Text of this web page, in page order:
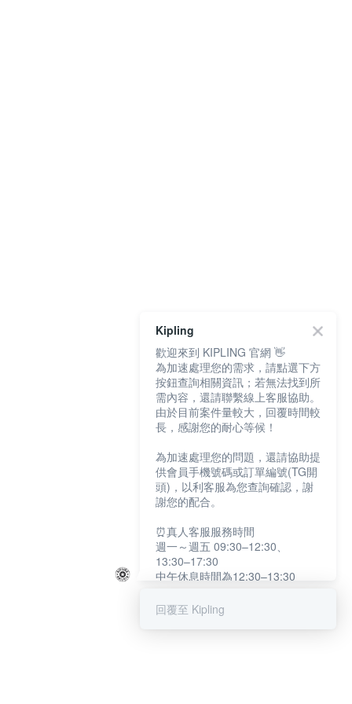
Kipling
歡迎來到 KIPLING 官網 👋
為加速處理您的需求，請點選下方
按鈕查詢相關資訊；若無法找到所
需內容，還請聯繫線上客服協助。
由於目前案件量較大，回覆時間較
長，感謝您的耐心等候！
為加速處理您的問題，還請協助提
供會員手機號碼或訂單編號(TG開
頭)，以利客服為您查詢確認，謝
謝您的配合。
⏰真人客服服務時間
週一～週五 09:30–12:30、
13:30–17:30
中午休息時間為12:30–13:30
提醒您：系統會自動已讀訊息，如
回覆至 Kipling